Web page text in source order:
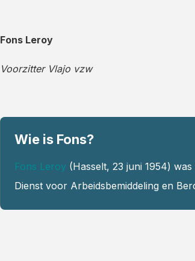
Fons Leroy
Voorzitter Vlajo vzw
Wie is Fons?
Fons Leroy (Hasselt, 23 juni 1954)
Dienst voor Arbeidsbemiddeling en